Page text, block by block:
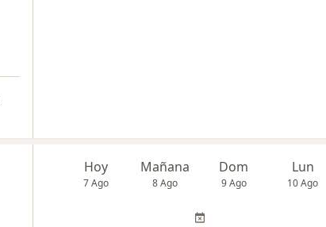
Hoy
7 Ago
Mañana
8 Ago
Dom
9 Ago
Lun
10 Ago